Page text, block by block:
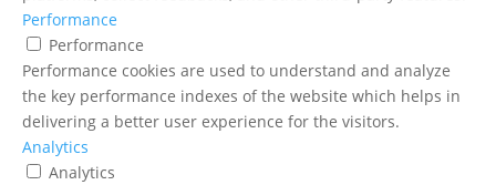
Performance
Performance
Performance cookies are used to understand and analyze
the key performance indexes of the website which helps in
delivering a better user experience for the visitors.
Analytics
Analytics